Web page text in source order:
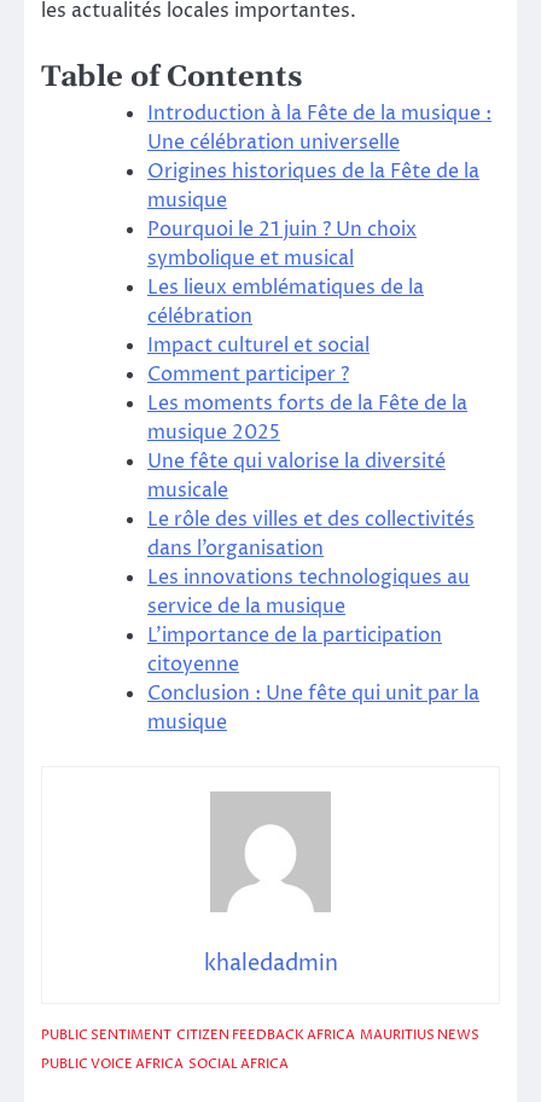
les actualités locales importantes.
Table of Contents
Introduction à la Fête de la musique :
Une célébration universelle
Origines historiques de la Fête de la
musique
Pourquoi le 21 juin ? Un choix
symbolique et musical
Les lieux emblématiques de la
célébration
Impact culturel et social
Comment participer ?
Les moments forts de la Fête de la
musique 2025
Une fête qui valorise la diversité
musicale
Le rôle des villes et des collectivités
dans l’organisation
Les innovations technologiques au
service de la musique
L’importance de la participation
citoyenne
Conclusion : Une fête qui unit par la
musique
khaledadmin
PUBLIC SENTIMENT CITIZEN FEEDBACK AFRICA MAURITIUS NEWS
PUBLIC VOICE AFRICA SOCIAL AFRICA